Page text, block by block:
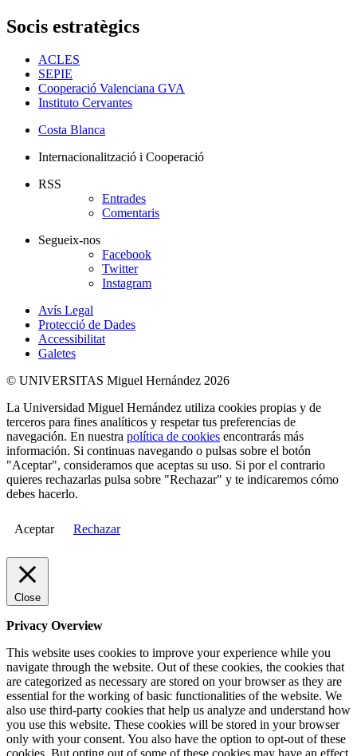
Socis estratègics
ACLES
SEPIE
Cooperació Valenciana GVA
Instituto Cervantes
Costa Blanca
Internacionalització i Cooperació
RSS
Entrades
Comentaris
Segueix-nos
Facebook
Twitter
Instagram
Avís Legal
Protecció de Dades
Accessibilitat
Galetes
© UNIVERSITAS Miguel Hernández 2026
La Universidad Miguel Hernández utiliza cookies propias y de
terceros para fines analíticos y respetar tus preferencias de
navegación. En nuestra política de cookies encontrarás más
información. Si continuas navegando o pulsas sobre el botón
"Aceptar", consideramos que aceptas su uso. Si por el contrario
quieres rechazarlas pulsa sobre "Rechazar" y te indicaremos cómo
debes hacerlo.
Aceptar Rechazar
Close
Privacy Overview
This website uses cookies to improve your experience while you
navigate through the website. Out of these cookies, the cookies that
are categorized as necessary are stored on your browser as they are
essential for the working of basic functionalities of the website. We
also use third-party cookies that help us analyze and understand how
you use this website. These cookies will be stored in your browser
only with your consent. You also have the option to opt-out of these